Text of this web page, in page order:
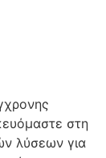
στη
λύσεων για